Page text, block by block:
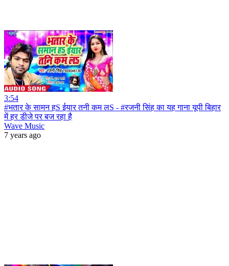
3:54
#भतार के सामन हS ईयार तनी कम लS - #रजनी सिंह का यह गाना यूपी बिहार
में हर डीजे पर बज रहा है
Wave Music
7 years ago